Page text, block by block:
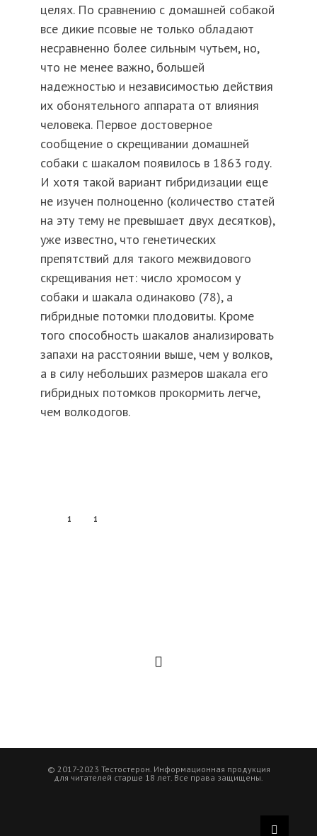
целях. По сравнению с домашней собакой
все дикие псовые не только обладают
несравненно более сильным чутьем, но,
что не менее важно, большей
надежностью и независимостью действия
их обонятельного аппарата от влияния
человека. Первое достоверное
сообщение о скрещивании домашней
собаки с шакалом появилось в 1863 году.
И хотя такой вариант гибридизации еще
не изучен полноценно (количество статей
на эту тему не превышает двух десятков),
уже известно, что генетических
препятствий для такого межвидового
скрещивания нет: число хромосом у
собаки и шакала одинаково (78), а
гибридные потомки плодовиты. Кроме
того способность шакалов анализировать
запахи на расстоянии выше, чем у волков,
а в силу небольших размеров шакала его
гибридных потомков прокормить легче,
чем волкодогов.
1 1
© 2017-2023 Тестостерон. Информационная продукция
для читателей старше 18 лет. Все права защищены.